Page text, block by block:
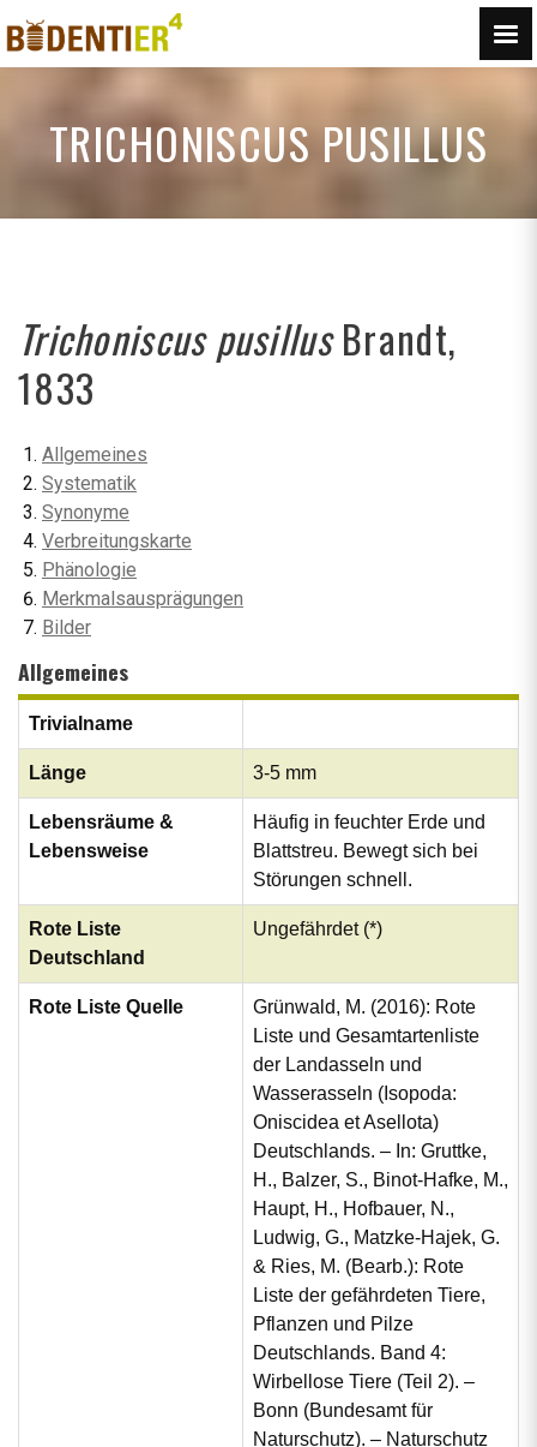
TRICHONISCUS PUSILLUS
Trichoniscus pusillusBrandt,
1833
Allgemeines
Systematik
Synonyme
Verbreitungskarte
Phänologie
Merkmalsausprägungen
Bilder
Allgemeines
Trivialname
Länge 3-5 mm
Lebensräume &
Lebensweise
Häufig in feuchter Erde und
Blattstreu. Bewegt sich bei
Störungen schnell.
Rote Liste
Deutschland
Ungefährdet (*)
Rote Liste Quelle
Grünwald, M. (2016): Rote
Liste und Gesamtartenliste
der Landasseln und
Wasserasseln (Isopoda:
Oniscidea et Asellota)
Deutschlands. – In: Gruttke,
H., Balzer, S., Binot-Hafke, M.,
Haupt, H., Hofbauer, N.,
Ludwig, G., Matzke-Hajek, G.
& Ries, M. (Bearb.): Rote
Liste der gefährdeten Tiere,
Pflanzen und Pilze
Deutschlands. Band 4:
Wirbellose Tiere (Teil 2). –
Bonn (Bundesamt für
Naturschutz). – Naturschutz